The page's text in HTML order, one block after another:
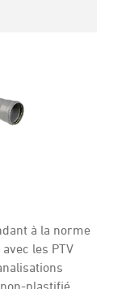
à la norme
les PTV